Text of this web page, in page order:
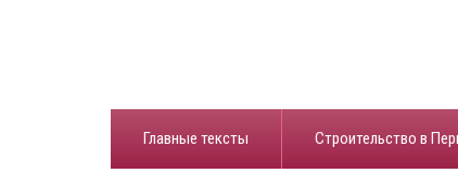
Главные тексты Строительство в